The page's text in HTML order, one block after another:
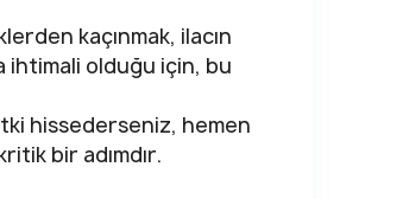
kaçınmak, ilacın
ihtimali olduğu için, bu
hissederseniz, hemen
bir adımdır.